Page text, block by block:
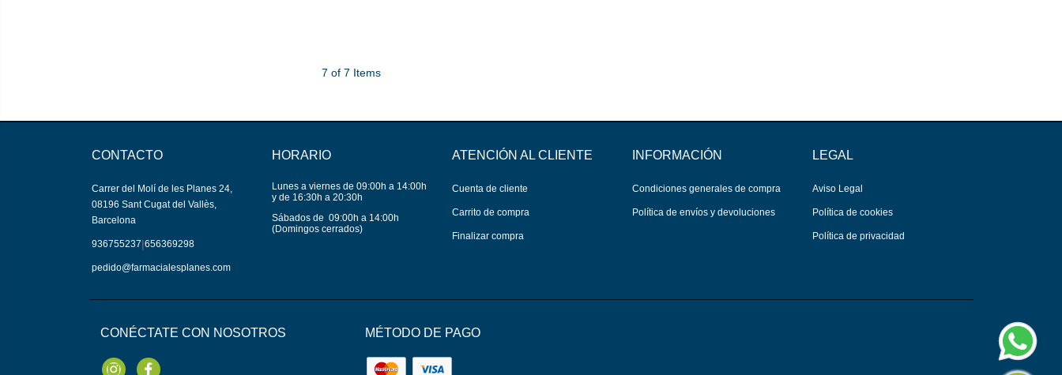
7 of 7 Items
CONTACTO
Carrer del Molí de les Planes 24,
08196 Sant Cugat del Vallès,
Barcelona
936755237|656369298
pedido@farmacialesplanes.com
HORARIO
Lunes a viernes de 09:00h a 14:00h
y de 16:30h a 20:30h
Sábados de 09:00h a 14:00h
(Domingos cerrados)
ATENCIÓN AL CLIENTE
Cuenta de cliente
Carrito de compra
Finalizar compra
INFORMACIÓN
Condiciones generales de compra
Política de envíos y devoluciones
LEGAL
Aviso Legal
Política de cookies
Política de privacidad
CONÉCTATE CON NOSOTROS MÉTODO DE PAGO